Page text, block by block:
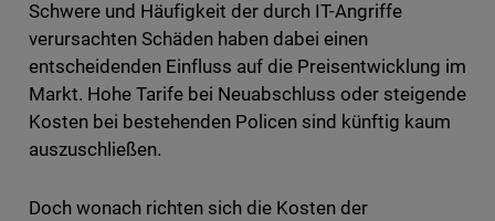
Schwere und Häufigkeit der durch IT-Angriffe
verursachten Schäden haben dabei einen
entscheidenden Einfluss auf die Preisentwicklung im
Markt. Hohe Tarife bei Neuabschluss oder steigende
Kosten bei bestehenden Policen sind künftig kaum
auszuschließen.
Doch wonach richten sich die Kosten der